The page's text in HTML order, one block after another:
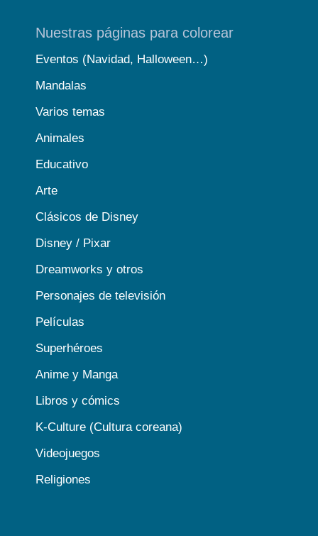
Nuestras páginas para colorear
Eventos (Navidad, Halloween…)
Mandalas
Varios temas
Animales
Educativo
Arte
Clásicos de Disney
Disney / Pixar
Dreamworks y otros
Personajes de televisión
Películas
Superhéroes
Anime y Manga
Libros y cómics
K-Culture (Cultura coreana)
Videojuegos
Religiones